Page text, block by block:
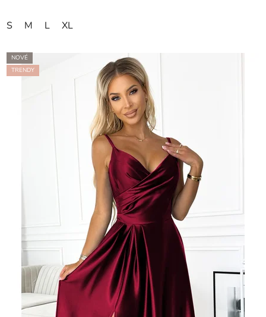
S M L XL
NOVÉ
TRENDY